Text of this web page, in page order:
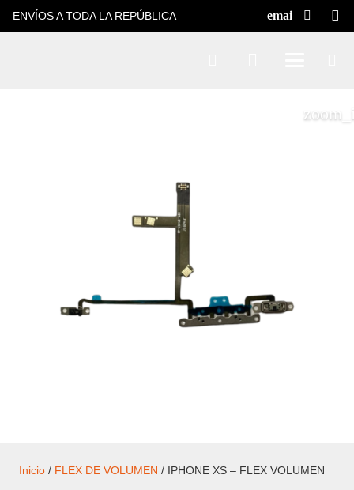
ENVÍOS A TODA LA REPÚBLICA
Inicio / FLEX DE VOLUMEN / IPHONE XS – FLEX VOLUMEN